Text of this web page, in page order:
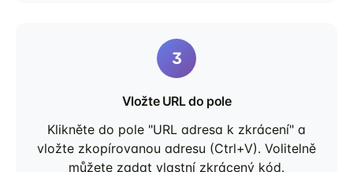
Vložte URL do pole
Klikněte do pole "URL adresa k zkrácení" a
vložte zkopírovanou adresu (Ctrl+V). Volitelně
můžete zadat vlastní zkrácený kód.